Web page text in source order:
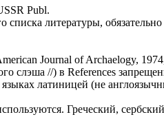
Publ.
списка литературы,
Journal of Archaelogy,
слэша //) в References
латиницей (не
Греческий,